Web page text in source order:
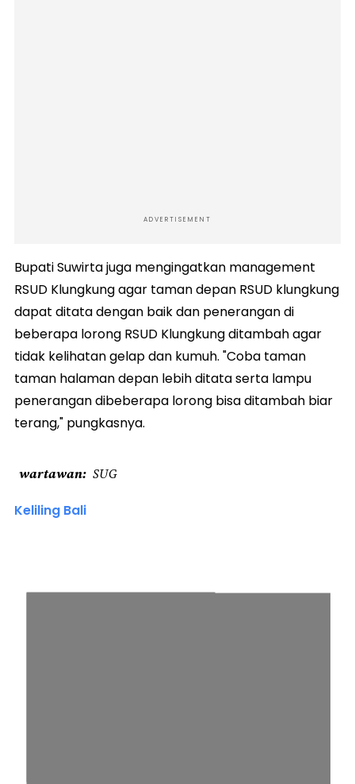
ADVERTISEMENT
Bupati Suwirta juga mengingatkan management
RSUD Klungkung agar taman depan RSUD klungkung
dapat ditata dengan baik dan penerangan di
beberapa lorong RSUD Klungkung ditambah agar
tidak kelihatan gelap dan kumuh. "Coba taman
taman halaman depan lebih ditata serta lampu
penerangan dibeberapa lorong bisa ditambah biar
terang," pungkasnya.
wartawan SUG
Keliling Bali